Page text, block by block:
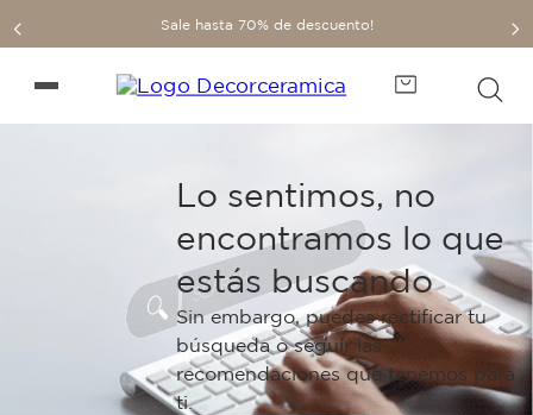
Sale hasta 70% de descuento!
Lo sentimos, no
encontramos lo que
estás buscando
Sin embargo, puedes rectificar tu
búsqueda o seguir las
recomendaciones que tenemos para
ti.